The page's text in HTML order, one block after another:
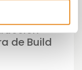
de Build